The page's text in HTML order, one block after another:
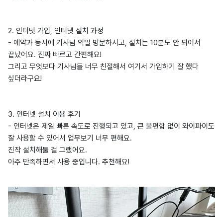
2. 인터넷 가입, 인터넷 설치 과정
- 예약과 동시에 기사님 익일 방문하시고, 설치는 10분도 안 되어서
끝났어요. 진짜 빠르고 간편해요!
그리고 무엇보다 기사님들 너무 친절해서 여기서 가입하기 잘 했다
싶더라구요!
3. 인터넷 설치 이용 후기
- 인터넷은 제일 빠른 속도로 진행되고 있고, 큰 불편함 없이 와이파이도
잘 사용할 수 있어서 업무보기 너무 편해요.
진작 설치해둘 걸 그랬어요.
아주 만족하면서 사용 중입니다. 추천해요!